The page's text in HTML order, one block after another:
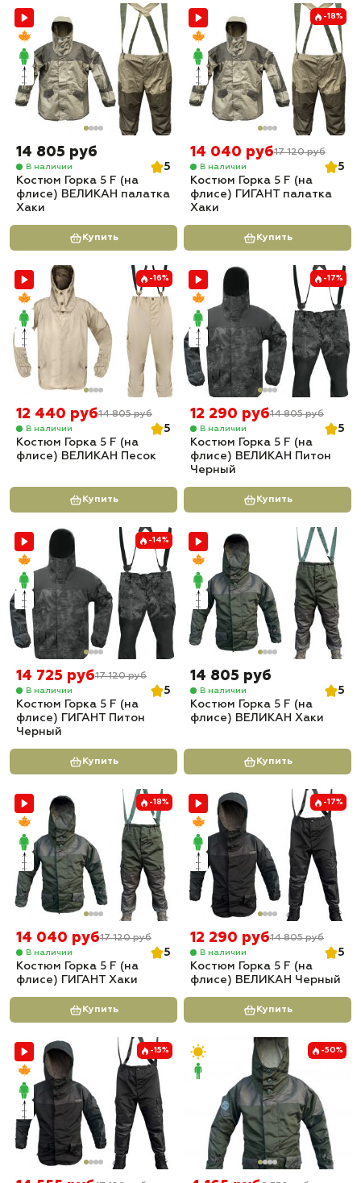
14 805 руб
В наличии
5
Костюм Горка 5 F (на
флисе) ВЕЛИКАН палатка
Хаки
Купить
-18%
14 040 руб17 120 руб
В наличии
5
Костюм Горка 5 F (на
флисе) ГИГАНТ палатка
Хаки
Купить
-16%
12 440 руб14 805 руб
В наличии
5
Костюм Горка 5 F (на
флисе) ВЕЛИКАН Песок
Купить
-17%
12 290 руб14 805 руб
В наличии
5
Костюм Горка 5 F (на
флисе) ВЕЛИКАН Питон
Черный
Купить
-14%
14 725 руб17 120 руб
В наличии
5
Костюм Горка 5 F (на
флисе) ГИГАНТ Питон
Черный
Купить
14 805 руб
В наличии
5
Костюм Горка 5 F (на
флисе) ВЕЛИКАН Хаки
Купить
-18%
14 040 руб17 120 руб
В наличии
5
Костюм Горка 5 F (на
флисе) ГИГАНТ Хаки
Купить
-17%
12 290 руб14 805 руб
В наличии
5
Костюм Горка 5 F (на
флисе) ВЕЛИКАН Черный
Купить
-15% -50%